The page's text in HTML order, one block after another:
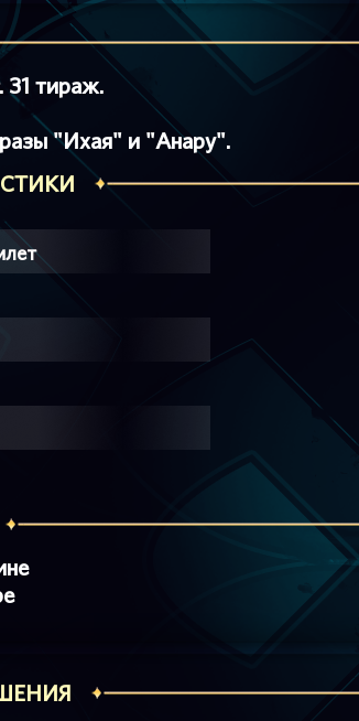
31 тираж.
"Ихая" и "Анару".